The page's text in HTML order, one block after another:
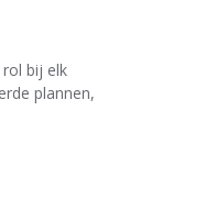
bij elk
plannen,